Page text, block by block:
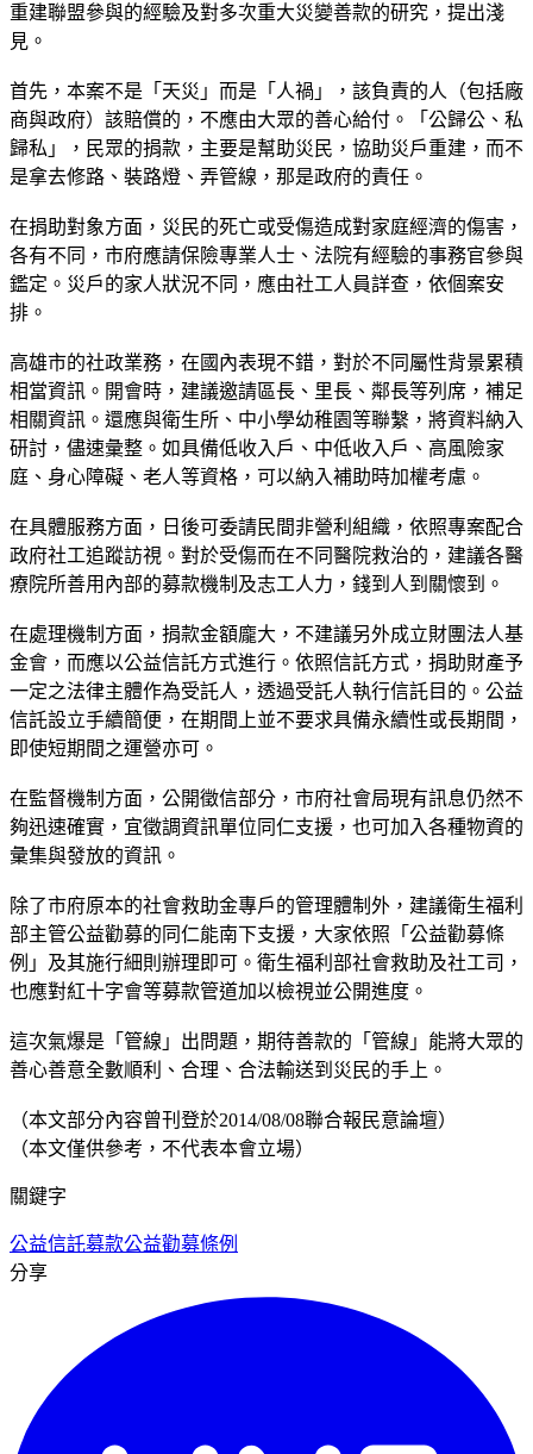
重建聯盟參與的經驗及對多次重大災變善款的研究，提出淺
見。
首先，本案不是「天災」而是「人禍」，該負責的人（包括廠
商與政府）該賠償的，不應由大眾的善心給付。「公歸公、私
歸私」，民眾的捐款，主要是幫助災民，協助災戶重建，而不
是拿去修路、裝路燈、弄管線，那是政府的責任。
在捐助對象方面，災民的死亡或受傷造成對家庭經濟的傷害，
各有不同，市府應請保險專業人士、法院有經驗的事務官參與
鑑定。災戶的家人狀況不同，應由社工人員詳查，依個案安
排。
高雄市的社政業務，在國內表現不錯，對於不同屬性背景累積
相當資訊。開會時，建議邀請區長、里長、鄰長等列席，補足
相關資訊。還應與衛生所、中小學幼稚園等聯繫，將資料納入
研討，儘速彙整。如具備低收入戶、中低收入戶、高風險家
庭、身心障礙、老人等資格，可以納入補助時加權考慮。
在具體服務方面，日後可委請民間非營利組織，依照專案配合
政府社工追蹤訪視。對於受傷而在不同醫院救治的，建議各醫
療院所善用內部的募款機制及志工人力，錢到人到關懷到。
在處理機制方面，捐款金額龐大，不建議另外成立財團法人基
金會，而應以公益信託方式進行。依照信託方式，捐助財產予
一定之法律主體作為受託人，透過受託人執行信託目的。公益
信託設立手續簡便，在期間上並不要求具備永續性或長期間，
即使短期間之運營亦可。
在監督機制方面，公開徵信部分，市府社會局現有訊息仍然不
夠迅速確實，宜徵調資訊單位同仁支援，也可加入各種物資的
彙集與發放的資訊。
除了市府原本的社會救助金專戶的管理體制外，建議衛生福利
部主管公益勸募的同仁能南下支援，大家依照「公益勸募條
例」及其施行細則辦理即可。衛生福利部社會救助及社工司，
也應對紅十字會等募款管道加以檢視並公開進度。
這次氣爆是「管線」出問題，期待善款的「管線」能將大眾的
善心善意全數順利、合理、合法輸送到災民的手上。
（本文部分內容曾刊登於2014/08/08聯合報民意論壇）
（本文僅供參考，不代表本會立場）
關鍵字
公益信託募款公益勸募條例
分享